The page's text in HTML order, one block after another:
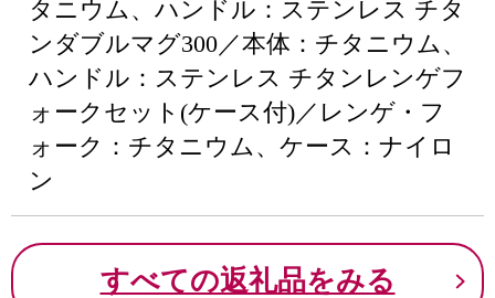
タニウム、ハンドル：ステンレス チタ
ンダブルマグ300／本体：チタニウム、
ハンドル：ステンレス チタンレンゲフ
ォークセット(ケース付)／レンゲ・フ
ォーク：チタニウム、ケース：ナイロ
ン
すべての返礼品をみる